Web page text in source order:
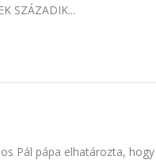
SZÁZADIK...
Pál pápa elhatározta, hogy